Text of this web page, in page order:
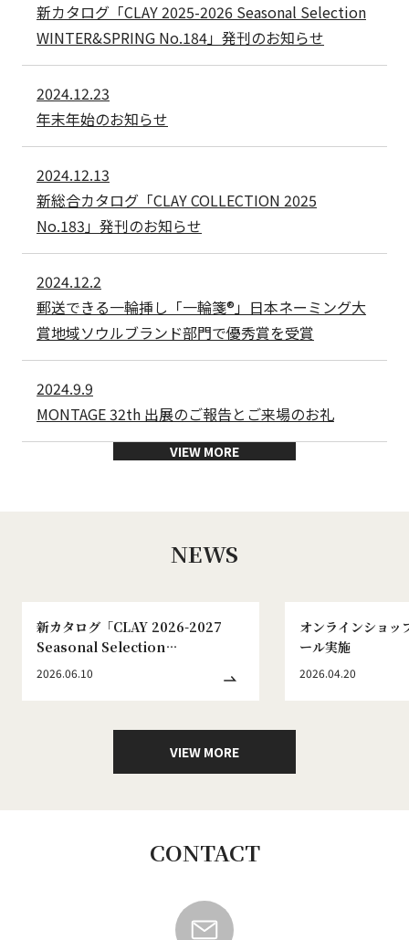
新カタログ「CLAY 2025-2026 Seasonal Selection
WINTER&SPRING No.184」発刊のお知らせ
2024.12.23
年末年始のお知らせ
2024.12.13
新総合カタログ「CLAY COLLECTION 2025
No.183」発刊のお知らせ
2024.12.2
郵送できる一輪挿し「一輪箋®」日本ネーミング大
賞地域ソウルブランド部門で優秀賞を受賞
2024.9.9
MONTAGE 32th 出展のご報告とご来場のお礼
VIEW MORE
NEWS
新カタログ「CLAY 2026-2027
Seasonal Selection
WINTER&SPRING No.186」発刊
2026.06.10
オンラインショッ
ール実施
2026.04.20
VIEW MORE
CONTACT